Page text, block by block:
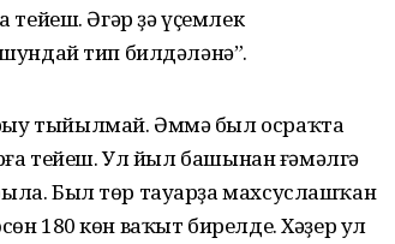
Әгәр ҙә үҫемлек
тип билдәләнә”.
тыйылмай. Әммә был осраҡта
тейеш. Ул йыл башынан ғәмәлгә
Был төр тауарҙа махсуслашҡан
180 көн ваҡыт бирелде. Хәҙер ул